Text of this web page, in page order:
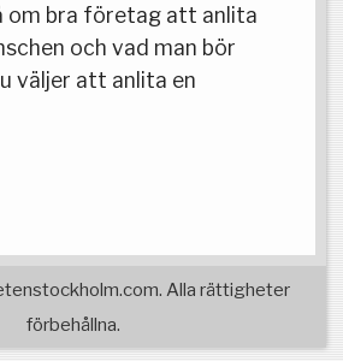
om bra företag att anlita
och vad man bör
väljer att anlita en
Alla rättigheter
förbehållna.